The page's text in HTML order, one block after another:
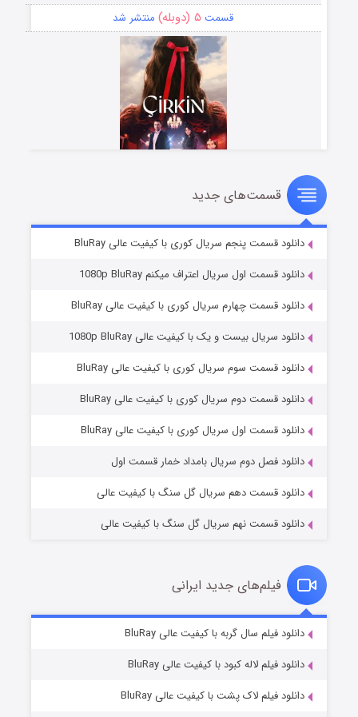
قسمت ۵ (دوبله) منتشر شد
سریال زشت
قسمت۲ (زیرنویس) منتشر شد
مردگان متحرک: شهر مرده ۳
قسمت۲ (زیرنویس) منتشر شد
قسمت۷ (زیرنویس) منتشر شد
قسمت‌های جدید
دانلود قسمت پنجم سریال کوری با کیفیت عالی BluRay
دانلود قسمت اول سریال اعتراف میکنم 1080p BluRay
دانلود قسمت چهارم سریال کوری با کیفیت عالی BluRay
دانلود سریال بیست و یک با کیفیت عالی 1080p BluRay
دانلود قسمت سوم سریال کوری با کیفیت عالی BluRay
دانلود قسمت دوم سریال کوری با کیفیت عالی BluRay
دانلود قسمت اول سریال کوری با کیفیت عالی BluRay
دانلود فصل دوم سریال بامداد خمار قسمت اول
دانلود قسمت دهم سریال گل سنگ با کیفیت عالی
دانلود قسمت نهم سریال گل سنگ با کیفیت عالی
فیلم‌های جدید ایرانی
دانلود فیلم سال گربه با کیفیت عالی BluRay
دانلود فیلم لاله کبود با کیفیت عالی BluRay
دانلود فیلم لاک پشت با کیفیت عالی BluRay